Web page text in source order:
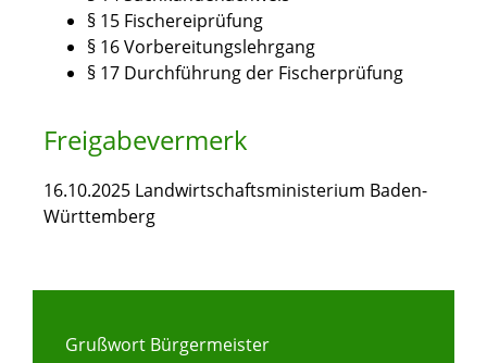
§ 15 Fischereiprüfung
§ 16 Vorbereitungslehrgang
§ 17 Durchführung der Fischerprüfung
Freigabevermerk
16.10.2025 Landwirtschaftsministerium Baden-
Württemberg
Grußwort Bürgermeister